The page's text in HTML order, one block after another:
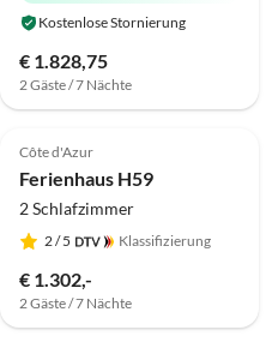
Kostenlose Stornierung
€ 1.828,75
2 Gäste / 7 Nächte
Côte d'Azur
Ferienhaus H59
2 Schlafzimmer
2/ 5 Klassifizierung
€ 1.302,-
2 Gäste / 7 Nächte